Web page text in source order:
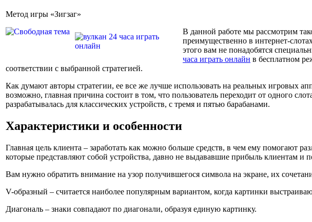
Метод игры «Зигзаг»
В данной работе мы рассмотрим
преимущественно в интернет-
этого вам не понадобятся
часа играть онлайн в бесплатном
соответствии с выбранной стратегией.
Как думают авторы стратегии, ее все же лучше использовать на реальных игровых
возможно, главная причина состоит в том, что пользователь переходит от одного
разрабатывалась для классических устройств, с тремя и пятью барабанами.
Характеристики и особенности
Главная цель клиента – заработать как можно больше средств, в чем ему помогают
которые представляют собой устройства, давно не выдававшие прибыль клиентам и
Вам нужно обратить внимание на узор получившегося символа на экране, их
V-образный – считается наиболее популярным вариантом, когда картинки
Диагональ – знаки совпадают по диагонали, образуя единую картинку.